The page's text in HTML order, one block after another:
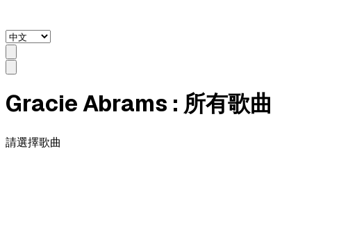
Gracie Abrams : 所有歌曲
請選擇歌曲